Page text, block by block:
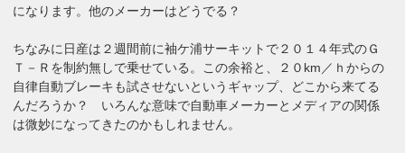
になります。他のメーカーはどうでる？
ちなみに日産は２週間前に袖ケ浦サーキットで２０１４年式のＧ
Ｔ－Ｒを制約無しで乗せている。この余裕と、２０km／ｈからの
自律自動ブレーキも試させないというギャップ、どこから来てる
んだろうか？ いろんな意味で自動車メーカーとメディアの関係
は微妙になってきたのかもしれません。